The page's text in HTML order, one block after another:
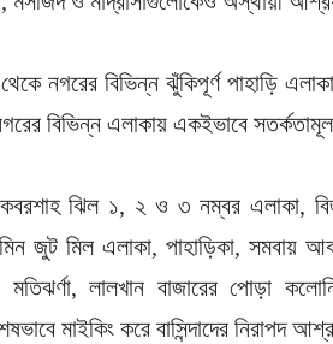
নগরের বিভিন্ন ঝুঁকিপূর্ণ পাহাড়ি
বিভিন্ন এলাকায় একইভাবে
ঝিল ১, ২ ও ৩ নম্বর এলাকা,
জুট মিল এলাকা, পাহাড়িকা, সমবায়
লালখান বাজারের পোড়া
মাইকিং করে বাসিন্দাদের নিরাপদ